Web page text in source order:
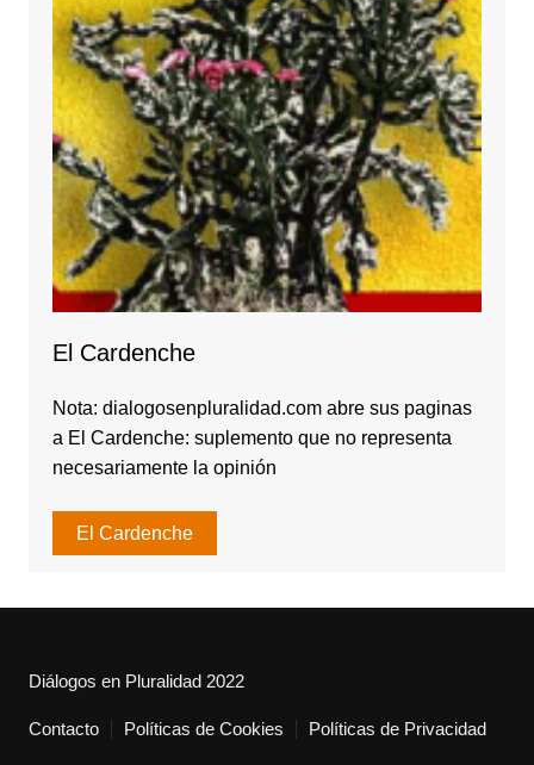
El Cardenche
Nota: dialogosenpluralidad.com abre sus paginas
a El Cardenche: suplemento que no representa
necesariamente la opinión
El Cardenche
Diálogos en Pluralidad 2022
Contacto Políticas de Cookies Políticas de Privacidad